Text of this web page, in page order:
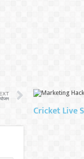
Cricket Live